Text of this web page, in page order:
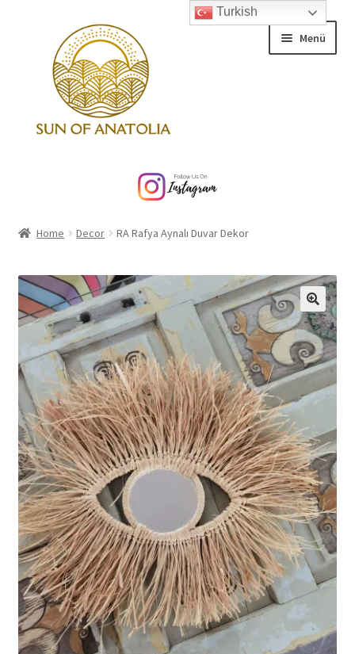
Menü
Products
Alt
menüyü
genişlet
Home Decor RA Rafya Aynalı Duvar Dekor
Turkish